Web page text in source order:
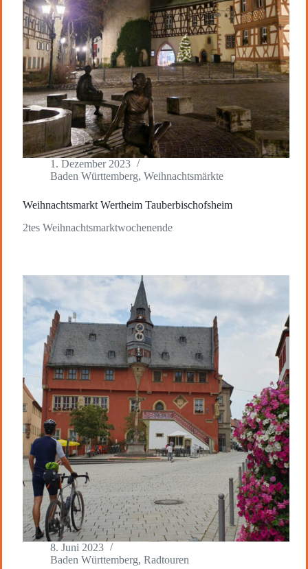
1. Dezember 2023
Baden Württemberg, Weihnachtsmärkte
Weihnachtsmarkt Wertheim Tauberbischofsheim
2tes Weihnachtsmarktwochenende
8. Juni 2023
Baden Württemberg, Radtouren